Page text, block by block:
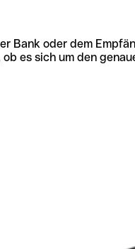
Bank oder dem
es sich um den